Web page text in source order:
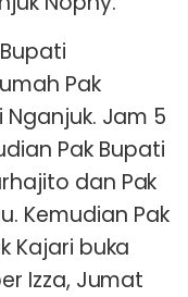
Pak
Jam 5
Pak Bupati
dan Pak
Kemudian Pak
Kajari buka
Izza, Jumat